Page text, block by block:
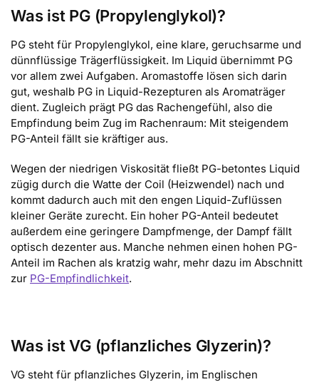
Was ist PG (Propylenglykol)?
PG steht für Propylenglykol, eine klare, geruchsarme und
dünnflüssige Trägerflüssigkeit. Im Liquid übernimmt PG
vor allem zwei Aufgaben. Aromastoffe lösen sich darin
gut, weshalb PG in Liquid-Rezepturen als Aromaträger
dient. Zugleich prägt PG das Rachengefühl, also die
Empfindung beim Zug im Rachenraum: Mit steigendem
PG-Anteil fällt sie kräftiger aus.
Wegen der niedrigen Viskosität fließt PG-betontes Liquid
zügig durch die Watte der Coil (Heizwendel) nach und
kommt dadurch auch mit den engen Liquid-Zuflüssen
kleiner Geräte zurecht. Ein hoher PG-Anteil bedeutet
außerdem eine geringere Dampfmenge, der Dampf fällt
optisch dezenter aus. Manche nehmen einen hohen PG-
Anteil im Rachen als kratzig wahr, mehr dazu im Abschnitt
zur PG-Empfindlichkeit.
Was ist VG (pflanzliches Glyzerin)?
VG steht für pflanzliches Glyzerin, im Englischen